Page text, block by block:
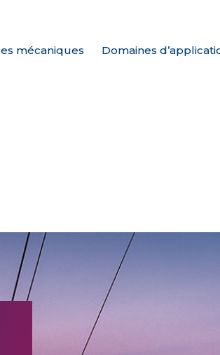
mécaniques Domaines